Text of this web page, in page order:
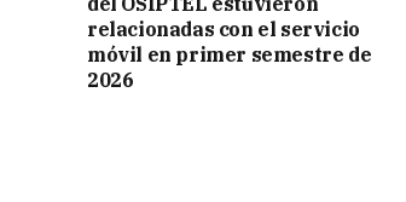
relacionadas con el servicio
móvil en primer semestre de
2026